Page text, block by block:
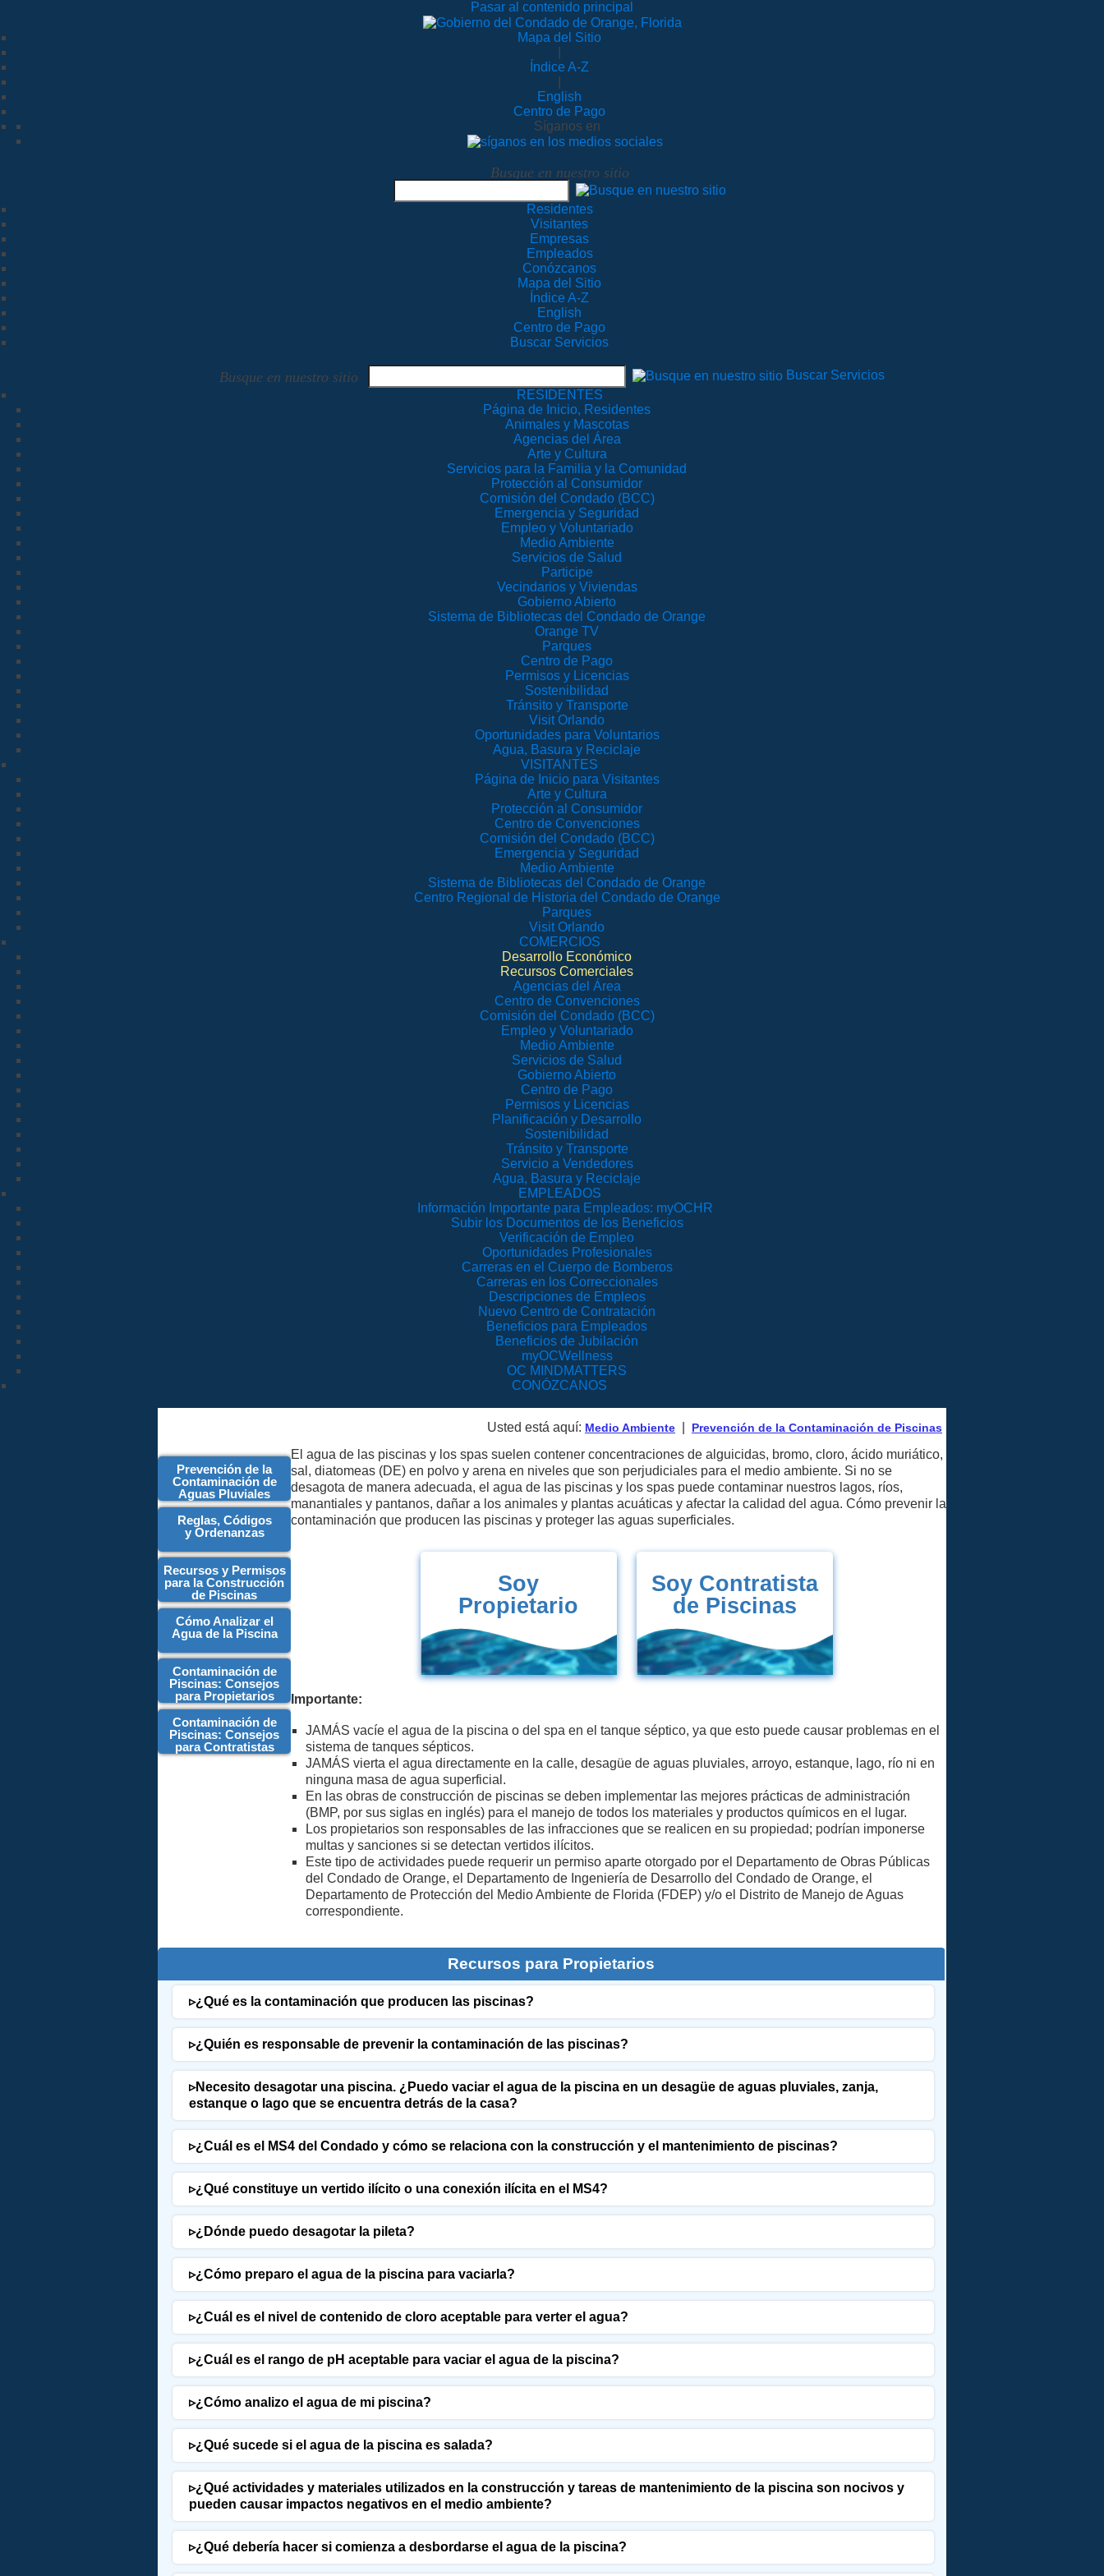
Pasar al contenido principal
Mapa del Sitio
Índice A-Z
English
Centro de Pago
Síganos en
Busque en nuestro sitio
Residentes
Visitantes
Empresas
Empleados
Conózcanos
Mapa del Sitio
Índice A-Z
English
Centro de Pago
Buscar Servicios
Busque en nuestro sitio
Buscar Servicios
RESIDENTES
Página de Inicio, Residentes
Animales y Mascotas
Agencias del Área
Arte y Cultura
Servicios para la Familia y la Comunidad
Protección al Consumidor
Comisión del Condado (BCC)
Emergencia y Seguridad
Empleo y Voluntariado
Medio Ambiente
Servicios de Salud
Participe
Vecindarios y Viviendas
Gobierno Abierto
Sistema de Bibliotecas del Condado de Orange
Orange TV
Parques
Centro de Pago
Permisos y Licencias
Sostenibilidad
Tránsito y Transporte
Visit Orlando
Oportunidades para Voluntarios
Agua, Basura y Reciclaje
VISITANTES
Página de Inicio para Visitantes
Arte y Cultura
Protección al Consumidor
Centro de Convenciones
Comisión del Condado (BCC)
Emergencia y Seguridad
Medio Ambiente
Sistema de Bibliotecas del Condado de Orange
Centro Regional de Historia del Condado de Orange
Parques
Visit Orlando
COMERCIOS
Desarrollo Económico
Recursos Comerciales
Agencias del Área
Centro de Convenciones
Comisión del Condado (BCC)
Empleo y Voluntariado
Medio Ambiente
Servicios de Salud
Gobierno Abierto
Centro de Pago
Permisos y Licencias
Planificación y Desarrollo
Sostenibilidad
Tránsito y Transporte
Servicio a Vendedores
Agua, Basura y Reciclaje
EMPLEADOS
Información Importante para Empleados: myOCHR
Subir los Documentos de los Beneficios
Verificación de Empleo
Oportunidades Profesionales
Carreras en el Cuerpo de Bomberos
Carreras en los Correccionales
Descripciones de Empleos
Nuevo Centro de Contratación
Beneficios para Empleados
Beneficios de Jubilación
myOCWellness
OC MINDMATTERS
CONÓZCANOS
Usted está aquí: Medio Ambiente Prevención de la Contaminación de Piscinas
Prevención de la
Contaminación de
Aguas Pluviales
Reglas, Códigos
y Ordenanzas
Recursos y Permisos
para la Construcción
de Piscinas
Cómo Analizar el
Agua de la Piscina
Contaminación de
Piscinas: Consejos
para Propietarios
Contaminación de
Piscinas: Consejos
para Contratistas
El agua de las piscinas y los spas suelen contener concentraciones de alguicidas, bromo, cloro, ácido muriático,
sal, diatomeas (DE) en polvo y arena en niveles que son perjudiciales para el medio ambiente. Si no se
desagota de manera adecuada, el agua de las piscinas y los spas puede contaminar nuestros lagos, ríos,
manantiales y pantanos, dañar a los animales y plantas acuáticas y afectar la calidad del agua. Cómo prevenir la
contaminación que producen las piscinas y proteger las aguas superficiales.
Soy
Propietario
Soy Contratista
de Piscinas
Importante:
JAMÁS vacíe el agua de la piscina o del spa en el tanque séptico, ya que esto puede causar problemas en el
sistema de tanques sépticos.
JAMÁS vierta el agua directamente en la calle, desagüe de aguas pluviales, arroyo, estanque, lago, río ni en
ninguna masa de agua superficial.
En las obras de construcción de piscinas se deben implementar las mejores prácticas de administración
(BMP, por sus siglas en inglés) para el manejo de todos los materiales y productos químicos en el lugar.
Los propietarios son responsables de las infracciones que se realicen en su propiedad; podrían imponerse
multas y sanciones si se detectan vertidos ilícitos.
Este tipo de actividades puede requerir un permiso aparte otorgado por el Departamento de Obras Públicas
del Condado de Orange, el Departamento de Ingeniería de Desarrollo del Condado de Orange, el
Departamento de Protección del Medio Ambiente de Florida (FDEP) y/o el Distrito de Manejo de Aguas
correspondiente.
Recursos para Propietarios
▹¿Qué es la contaminación que producen las piscinas?
▹¿Quién es responsable de prevenir la contaminación de las piscinas?
▹Necesito desagotar una piscina. ¿Puedo vaciar el agua de la piscina en un desagüe de aguas pluviales, zanja,
estanque o lago que se encuentra detrás de la casa?
▹¿Cuál es el MS4 del Condado y cómo se relaciona con la construcción y el mantenimiento de piscinas?
▹¿Qué constituye un vertido ilícito o una conexión ilícita en el MS4?
▹¿Dónde puedo desagotar la pileta?
▹¿Cómo preparo el agua de la piscina para vaciarla?
▹¿Cuál es el nivel de contenido de cloro aceptable para verter el agua?
▹¿Cuál es el rango de pH aceptable para vaciar el agua de la piscina?
▹¿Cómo analizo el agua de mi piscina?
▹¿Qué sucede si el agua de la piscina es salada?
▹¿Qué actividades y materiales utilizados en la construcción y tareas de mantenimiento de la piscina son nocivos y
pueden causar impactos negativos en el medio ambiente?
▹¿Qué debería hacer si comienza a desbordarse el agua de la piscina?